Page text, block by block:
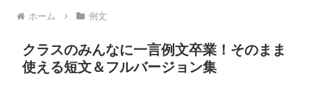
ホーム 例文
クラスのみんなに一言例文卒業！そのまま
使える短文＆フルバージョン集